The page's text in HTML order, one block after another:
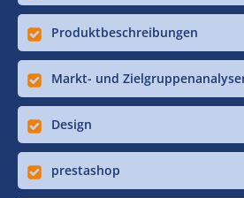
Produktbeschreibungen
Markt- und
Design
prestashop